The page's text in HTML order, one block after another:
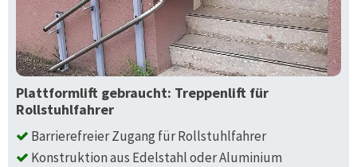
Plattformlift gebraucht: Treppenlift für
Rollstuhlfahrer
Barrierefreier Zugang für Rollstuhlfahrer
Konstruktion aus Edelstahl oder Aluminium